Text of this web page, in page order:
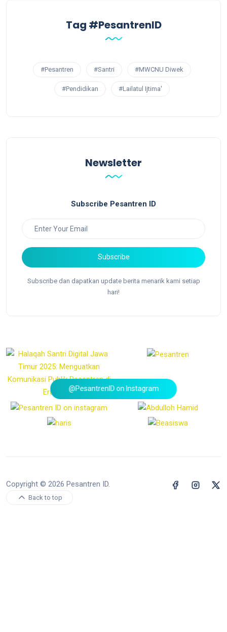
Tag #PesantrenID
#Pesantren #Santri #MWCNU Diwek
#Pendidikan #Lailatul Ijtima'
Newsletter
Subscribe Pesantren ID
Subscribe
Subscribe dan dapatkan update berita menarik kami setiap
hari!
@PesantrenID on Instagram
Copyright © 2026 Pesantren ID.
Back to top